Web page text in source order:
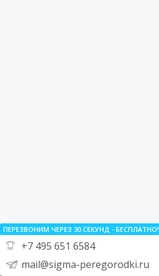
ПЕРЕЗВОНИМ ЧЕРЕЗ 30 СЕКУНД - БЕСПЛАТНО!
+7 495 651 6584
mail@sigma-peregorodki.ru